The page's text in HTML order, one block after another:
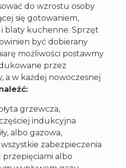
do wzrostu osoby
się gotowaniem,
i blaty kuchenne. Sprzęt
być dobierany
możliwości postawmy
przez
a w każdej nowoczesnej
grzewcza,
indukcyjna
albo gazowa,
zabezpieczenia
albo